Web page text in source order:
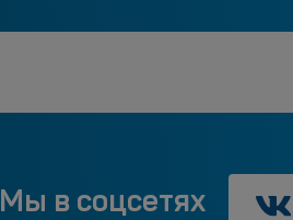
Мы в соцсетях